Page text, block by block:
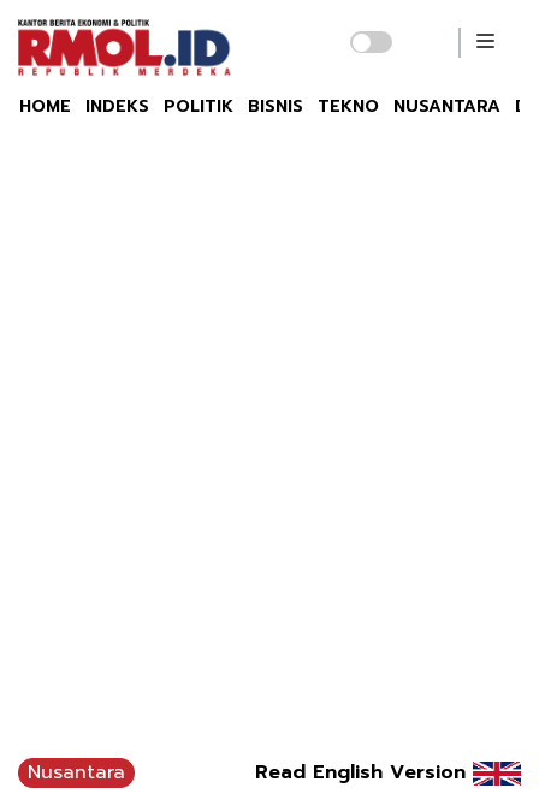
HOME INDEKS POLITIK BISNIS TEKNO NUSANTARA
Nusantara Read English Version